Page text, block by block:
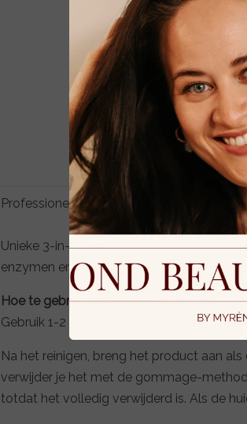
Bekijken
Professionele Sterkte met V8 Peptide
Unieke 3-in-1 enzym fruitpeeling,
enzymen en een natuurlijke AHA-
Hoe te gebruiken?
Gebruik 1-2 keer per week.
Na het reinigen, breng het product aan
verwijder je het met de gommage-
totdat het volledig verwijderd is. Als de